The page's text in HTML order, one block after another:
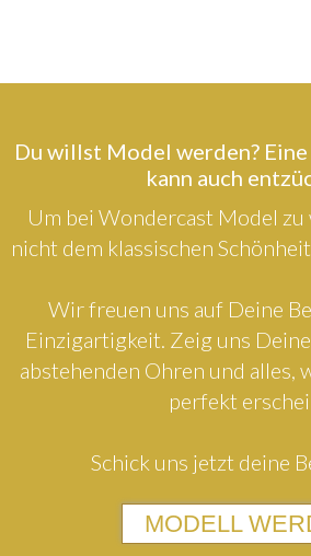
Du willst Model werden?
kann auch
Um bei Wondercast Model zu
nicht dem klassischen
Wir freuen uns auf Deine
Einzigartigkeit. Zeig uns
abstehenden Ohren und alles,
perfekt
Schick uns jetzt deine
MODELL